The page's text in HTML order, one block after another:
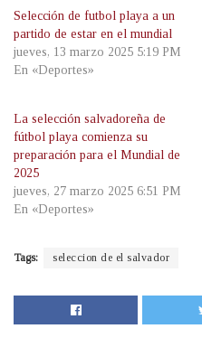
Selección de futbol playa a un
partido de estar en el mundial
jueves, 13 marzo 2025 5:19 PM
En «Deportes»
La selección salvadoreña de
fútbol playa comienza su
preparación para el Mundial de
2025
jueves, 27 marzo 2025 6:51 PM
En «Deportes»
Tags: seleccion de el salvador